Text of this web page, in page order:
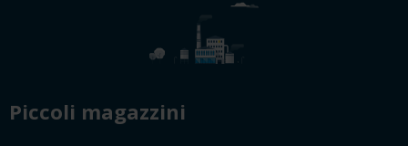
Piccoli magazzini